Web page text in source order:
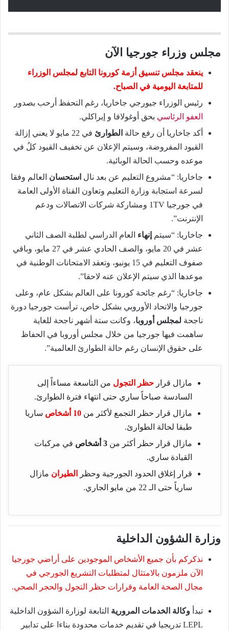
مجلس وزراء جورجيا الآن
ينعقد مجلس تنسيق أزمة كورونا التابع لمجلس الوزراء
للمتابعة اليومية في الصباح.
رئيس الوزراء جيورجي جاخاريا، رغم التحفظ أرحب بصدور
العفو الرئاسي بحق أوغولافا و إيراكلي.
أكد جاخاريا أن رفع حالة الطوارئ
في 22 مايو لا يعني إزالة
القيود المفروضة، وسيتم الإعلان عن تخفيف القيود كلُ في
موعده وحسب الحالة الوبائية.
جاخاريا: “مشروع التعليم عن بعد نال استحسان العالم وفقا
لسرعة استجابة وزارة التعليم وتعاون القناة الأولى العامة
في جورجيا 1TV ومشاركة شركات الاتصالات ودعم
الإنترنت”.
جاخاريا: “سيتم إنهاء العام الدراسي لطلبة الصف الثاني
عشر في 20 مايو، والصف الحادي عشر في 27 مايو، وباقي
صفوف التعليم في 15 يونيو، وتعقد الامتحانات الوطنية في
موعدها الذي سيتم الإعلان عنه لاحقا”.
جاخاريا: “رغم جائحة كورونا على العالم بشكل عام، وعلى
جورجيا والاتحاد الأوروبي بشكل خاص، ترأست جورجيا دورة
ناجحة لمجلس أوروبا، وكانت ستة أشهر ناجحة للغاية
ساهمت فيها جورجيا من خلال مجلس أوروبا في الحفاظ
على حقوق الإنسان رغم حالة الطوارئ العالمية”.
مازال قرار حظر التجول من التاسعة مساءاً إلى
السادسة صباحاً ساري حتى انتهاء فترة الطوارئ.
مازال قرار حظر التجمع لأكثر من 10 أشخاص
ساريا
طبقا لحالة الطوارئ.
مازال قرار حظر أكثر من 3 أشخاص
في مركبات
القيادة ساري.
قرار إغلاق الحدود الجورجية وحظر
الطيران مازال
سارياً حتى الـ 22 من مايو الجاري.
وزارة الشؤون الداخلية
نذكركم بأن جميع الأشخاص الموجودين على أراضي جورجيا
الآن ملزمون بالامتثال لمتطلبات التشريع الجورجي في
مجال الصحة العامة وقرارات حظر التجول والحجر الصحي.
تبدأ وكالة الخدمات المرورية التابعة لوزارة الشؤون الداخلية
LEPL تدريجيا في تقديم خدمات محدودة بناءا على تدابير